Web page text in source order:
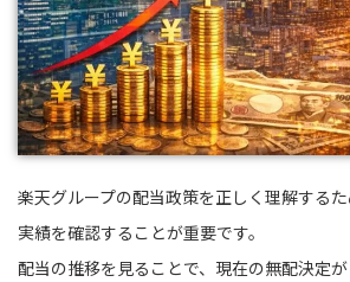
楽天グループの配当政策を正しく理解する
実績を確認することが重要です。
配当の推移を見ることで、現在の無配決定